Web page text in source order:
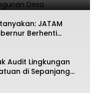
JATAM
Berhenti
Selamatkan
Audit Lingkungan
di Sepanjang